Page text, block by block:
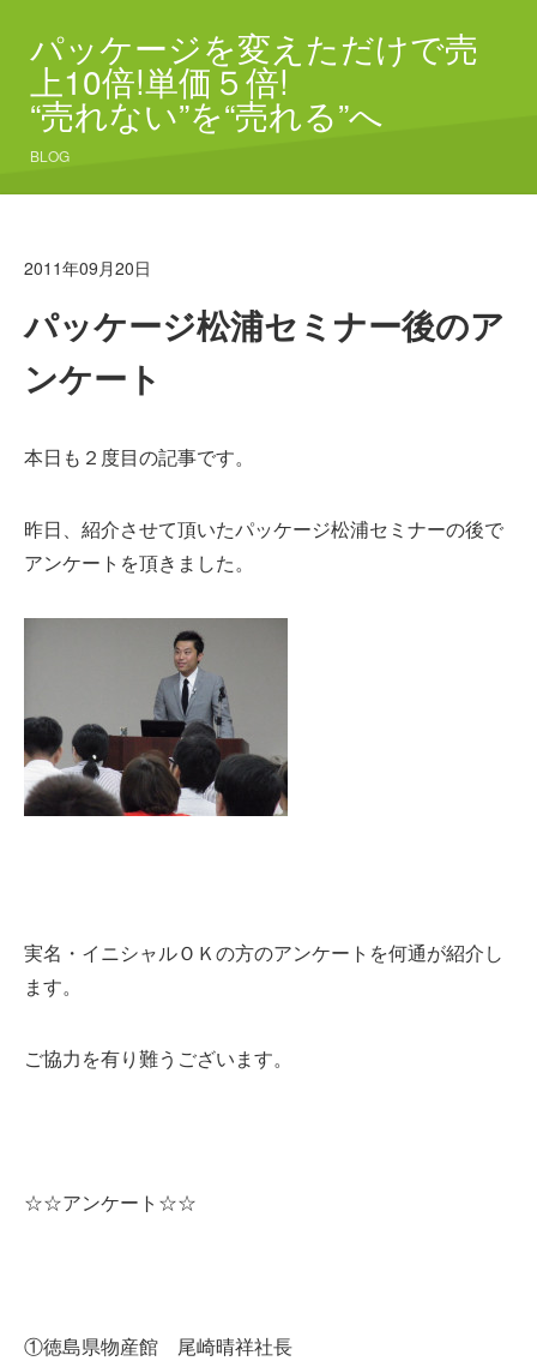
パッケージを変えただけで売
上10倍!単価５倍!
“売れない”を“売れる”へ
BLOG
2011年09月20日
パッケージ松浦セミナー後のア
ンケート
本日も２度目の記事です。
昨日、紹介させて頂いたパッケージ松浦セミナーの後で
アンケートを頂きました。
実名・イニシャルＯＫの方のアンケートを何通が紹介し
ます。
ご協力を有り難うございます。
☆☆アンケート☆☆
①徳島県物産館 尾崎晴祥社長